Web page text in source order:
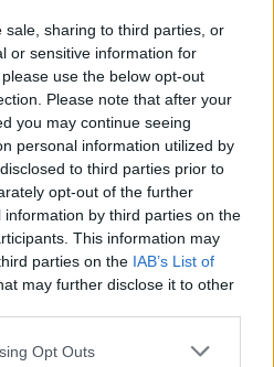
sale, sharing to third parties, or
or sensitive information for
use the below opt-out
Please note that after your
you may continue seeing
personal information utilized by
to third parties prior to
opt-out of the further
by third parties on the
This information may
parties on the IAB’s List of
may further disclose it to other
Opt Outs
kiaulytė jau patyrė ne
ne tik žmogaus, bet